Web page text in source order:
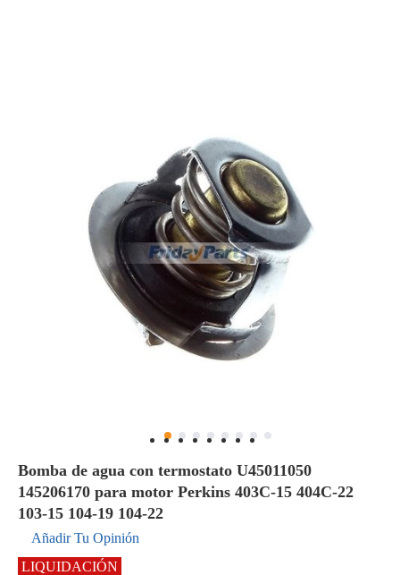
Bomba de agua con termostato U45011050
145206170 para motor Perkins 403C-15 404C-22
103-15 104-19 104-22
Añadir Tu Opinión
LIQUIDACIÓN